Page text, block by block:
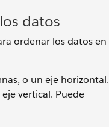
datos
ordenar los datos en
o un eje horizontal.
vertical. Puede